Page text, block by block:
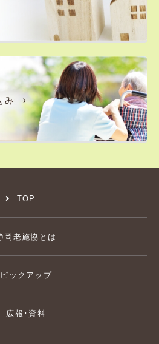
TOP
岡老施協とは
ピックアップ
広報･資料